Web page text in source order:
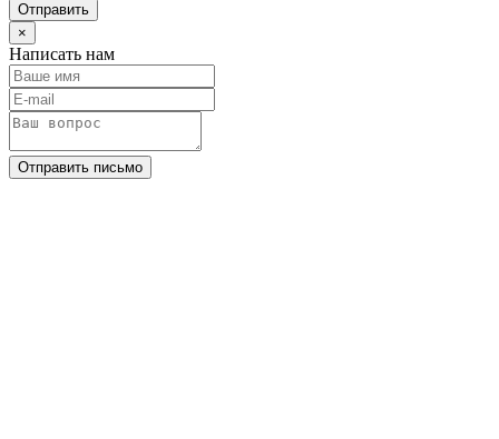
Отправить
×
Написать нам
Отправить письмо